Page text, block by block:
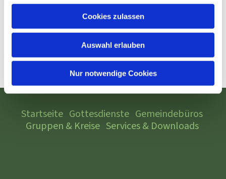
Cookies zulassen
Auswahl erlauben
Nur notwendige Cookies
Startseite Gottesdienste Gemeindebüros
Gruppen & Kreise Services & Downloads